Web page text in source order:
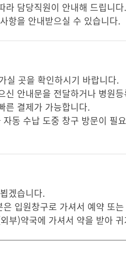
라 담당직원이 안내해 드립니다.
항을 안내받으실 수 있습니다.
실 곳을 확인하시기 바랍니다.
신 안내문을 전달하거나 병원
른 결제가 가능합니다.
동 수납 도중 창구 방문이 필
겠습니다.
입원창구로 가셔서 예약 또
부)약국에 가셔서 약을 받아